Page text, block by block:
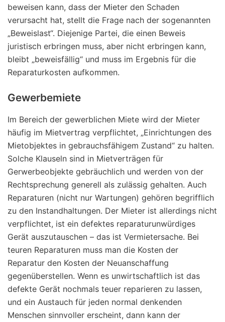
beweisen kann, dass der Mieter den Schaden
verursacht hat, stellt die Frage nach der sogenannten
„Beweislast“. Diejenige Partei, die einen Beweis
juristisch erbringen muss, aber nicht erbringen kann,
bleibt „beweisfällig“ und muss im Ergebnis für die
Reparaturkosten aufkommen.
Gewerbemiete
Im Bereich der gewerblichen Miete wird der Mieter
häufig im Mietvertrag verpflichtet, „Einrichtungen des
Mietobjektes in gebrauchsfähigem Zustand“ zu halten.
Solche Klauseln sind in Mietverträgen für
Gerwerbeobjekte gebräuchlich und werden von der
Rechtsprechung generell als zulässig gehalten. Auch
Reparaturen (nicht nur Wartungen) gehören begrifflich
zu den Instandhaltungen. Der Mieter ist allerdings nicht
verpflichtet, ist ein defektes reparaturunwürdiges
Gerät auszutauschen – das ist Vermietersache. Bei
teuren Reparaturen muss man die Kosten der
Reparatur den Kosten der Neuanschaffung
gegenüberstellen. Wenn es unwirtschaftlich ist das
defekte Gerät nochmals teuer reparieren zu lassen,
und ein Austauch für jeden normal denkenden
Menschen sinnvoller erscheint, dann kann der